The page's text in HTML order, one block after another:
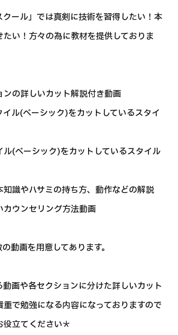
クール」では真剣に技術を習得したい！本
い！方々の為に教材を提供しておりま
の詳しいカット解説付き動画
ル(ベーシック)をカットしているスタイ
(ベーシック)をカットしているスタイル
識やハサミの持ち方、動作などの解説
ウンセリング方法動画
動画を用意してあります。
画や各セクションに分けた詳しいカット
で勉強になる内容になっておりますので
立てください＊